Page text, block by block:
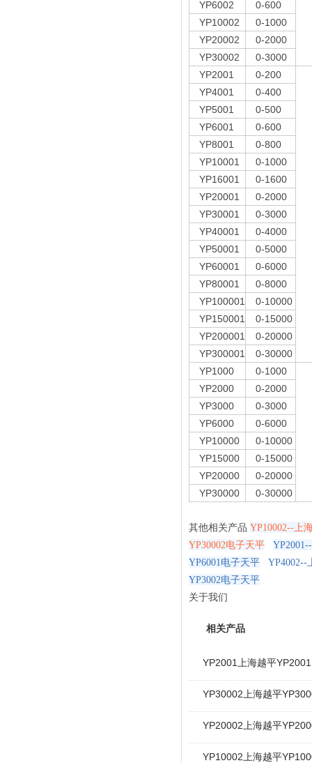
YP6002
0-600
YP10002
0-1000
YP20002
0-2000
YP30002
0-3000
YP2001
0-200
YP4001
0-400
YP5001
0-500
YP6001
0-600
YP8001
0-800
YP10001
0-1000
YP16001
0-1600
YP20001
0-2000
YP30001
0-3000
YP40001
0-4000
YP50001
0-5000
YP60001
0-6000
YP80001
0-8000
YP100001
0-10000
YP150001
0-15000
YP200001
0-20000
YP300001
0-30000
YP1000
0-1000
YP2000
0-2000
YP3000
0-3000
YP6000
0-6000
YP10000
0-10000
YP15000
0-15000
YP20000
0-20000
YP30000
0-30000
其他相关产品 YP10002--上
YP30002电子天平
YP6001电子天平
YP4002--
YP3002电子天平
关于我们
相关产品
YP2001上海越平
YP30002上海越平
YP20002上海越平
YP10002上海越平